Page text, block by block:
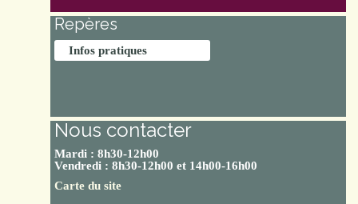
Repères
Infos pratiques
Nous contacter
Mardi : 8h30-12h00
Vendredi : 8h30-12h00 et 14h00-16h00
Carte du site